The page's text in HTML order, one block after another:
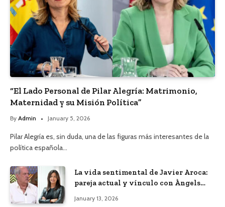
“El Lado Personal de Pilar Alegría: Matrimonio,
Maternidad y su Misión Política”
By Admin January 5, 2026
Pilar Alegría es, sin duda, una de las figuras más interesantes de la
política española…
La vida sentimental de Javier Aroca:
pareja actual y vínculo con Àngels
January 13, 2026